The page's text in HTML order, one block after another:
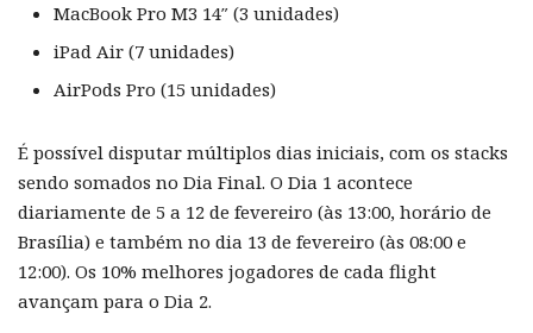
MacBook Pro M3 14″ (3 unidades)
iPad Air (7 unidades)
AirPods Pro (15 unidades)
É possível disputar múltiplos dias iniciais, com os stacks
sendo somados no Dia Final. O Dia 1 acontece
diariamente de 5 a 12 de fevereiro (às 13:00, horário de
Brasília) e também no dia 13 de fevereiro (às 08:00 e
12:00). Os 10% melhores jogadores de cada flight
avançam para o Dia 2.